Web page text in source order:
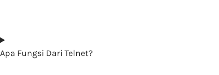
Apa Fungsi Dari Telnet?